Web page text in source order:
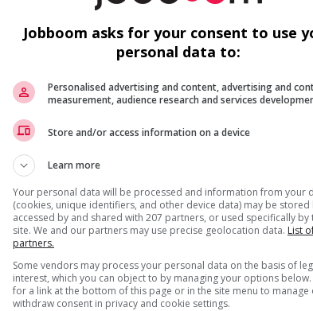
Vous pouvez en tout temps utiliser
ou chercher un poste selon votre
inscrivantcomme membre
Arts et métiers de la mode Automobile et
Cadres supérieurs
Commerce /
Comptabilité / Assurance
Construction /
Droit
Ingénierie /
Jobboom asks for your consent to use
personal data to:
Personalised advertising and content, advertising and
measurement, audience research and services
Store and/or access information on a device
Learn more
Your personal data will be processed and information from your
(cookies, unique identifiers, and other device data) may be stored
accessed by and shared with 207 partners, or used specifically by
site. We and our partners may use precise geolocation data. List
partners.
Some vendors may process your personal data on the basis of
interest, which you can object to by managing your options
for a link at the bottom of this page or in the site menu to manage
withdraw consent in privacy and cookie settings.